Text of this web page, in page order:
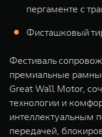
пергаменте с
Фисташковый
Фестиваль
премиальные
Great Wall Motor,
технологии и
интеллектуальным
передачей,